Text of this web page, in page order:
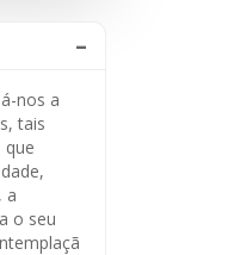
nos a
tais
a
o seu